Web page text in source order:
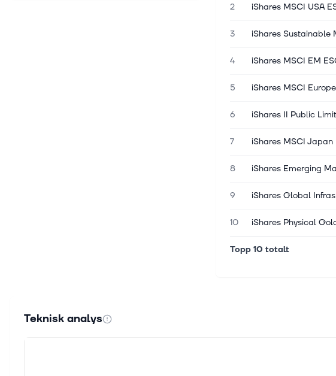
2 iShares MSCI USA
3 iShares Sustainable
4 iShares MSCI EM
5 iShares MSCI
6 iShares II Public
7 iShares MSCI Japan
8 iShares Emerging
9 iShares Global
10 iShares Physical
Topp 10 totalt
Teknisk analys